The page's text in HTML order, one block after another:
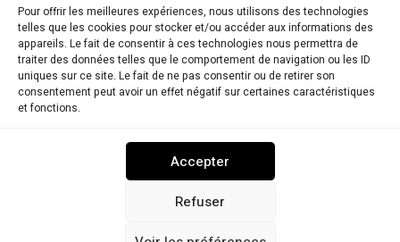
Pour offrir les meilleures expériences, nous utilisons des technologies
telles que les cookies pour stocker et/ou accéder aux informations des
appareils. Le fait de consentir à ces technologies nous permettra de
traiter des données telles que le comportement de navigation ou les ID
uniques sur ce site. Le fait de ne pas consentir ou de retirer son
consentement peut avoir un effet négatif sur certaines caractéristiques
et fonctions.
Accepter
Refuser
Ryokantravel.fr © Copyright 2025. Tous droits réservés.
MENTIONS LÉGALES POLITIQUE DE CONFIDENTIALITÉ
POLITIQUE DE COOKIES (UE) NOUS CONTACTER